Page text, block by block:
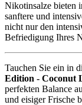
Nikotinsalze bieten
sanftere und
nicht nur den
Befriedigung Ihres
Tauchen Sie ein in
Edition - Coconut
perfekten Balance
und eisiger Frische